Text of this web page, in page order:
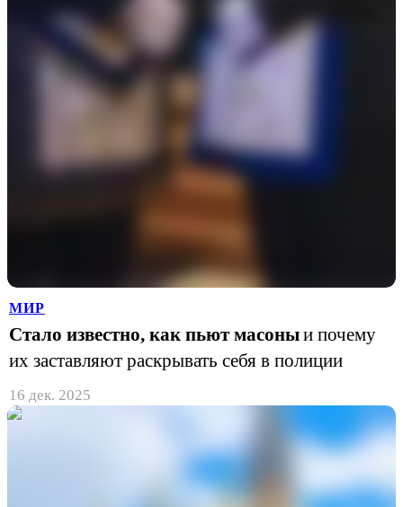
МИР
Стало известно, как пьют масоныи почему
их заставляют раскрывать себя в полиции
16 дек. 2025